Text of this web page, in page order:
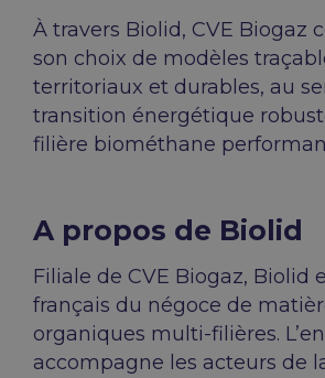
À travers Biolid, CVE Biogaz
son choix de modèles
territoriaux et durables, au
transition énergétique
filière biométhane
A propos de Biolid
Filiale de CVE Biogaz, Biolid
français du négoce de
organiques multi-filières.
accompagne les acteurs de